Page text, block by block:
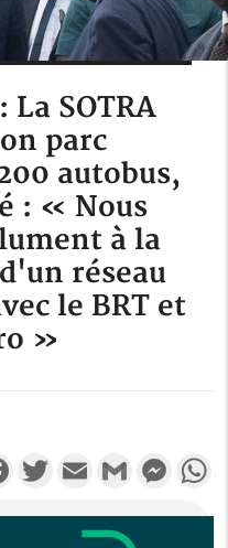
SOTRA
parc
autobus,
: « Nous
à la
réseau
le BRT et
»
FacebookTwitterEmail Gmail